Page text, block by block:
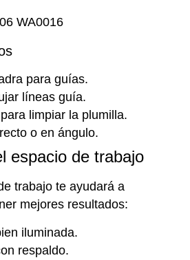
para guías.
líneas guía.
limpiar la plumilla.
o en ángulo.
espacio de trabajo
trabajo te ayudará a
mejores resultados:
iluminada.
respaldo.